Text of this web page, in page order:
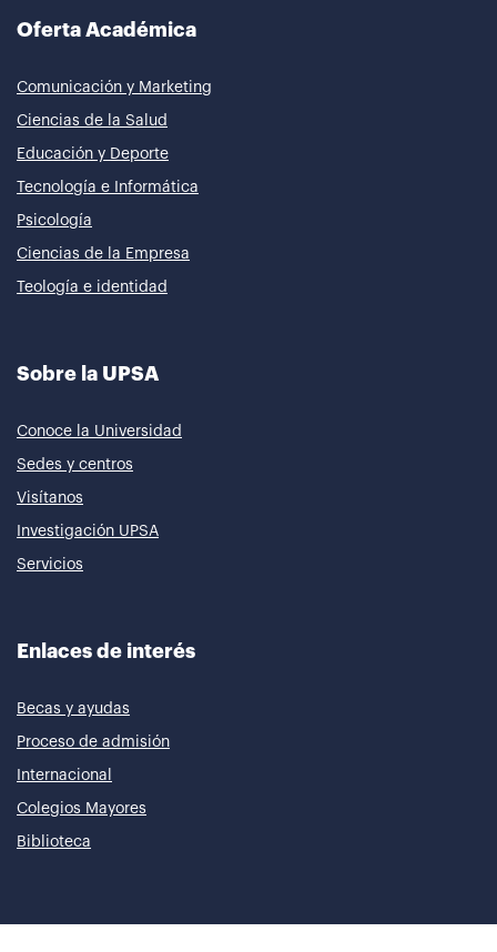
Oferta Académica
Comunicación y Marketing
Ciencias de la Salud
Educación y Deporte
Tecnología e Informática
Psicología
Ciencias de la Empresa
Teología e identidad
Sobre la UPSA
Conoce la Universidad
Sedes y centros
Visítanos
Investigación UPSA
Servicios
Enlaces de interés
Becas y ayudas
Proceso de admisión
Internacional
Colegios Mayores
Biblioteca